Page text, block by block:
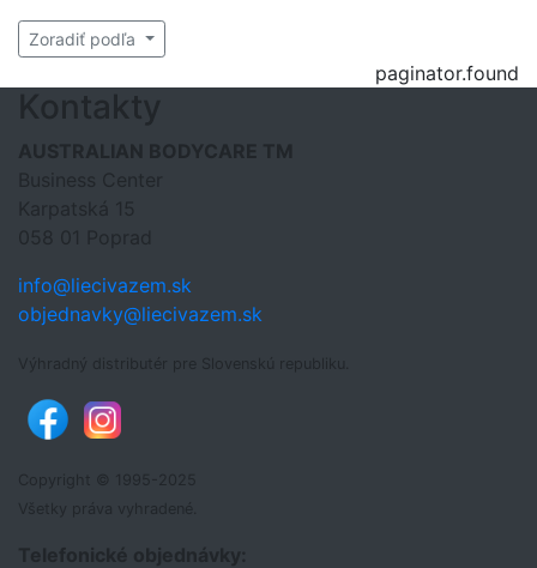
Zoradiť podľa
paginator.found
Kontakty
AUSTRALIAN BODYCARE TM
Business Center
Karpatská 15
058 01 Poprad
info@liecivazem.sk
objednavky@liecivazem.sk
Výhradný distributér pre Slovenskú republiku.
Všetky práva vyhradené.
Telefonické objednávky: